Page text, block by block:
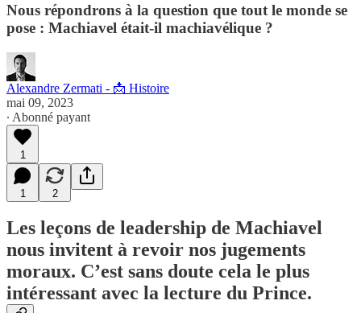
Nous répondrons à la question que tout le monde se
pose : Machiavel était-il machiavélique ?
Alexandre Zermati - 📩 Histoire
mai 09, 2023
∙ Abonné payant
1
1 2
Les leçons de leadership de Machiavel
nous invitent à revoir nos jugements
moraux. C’est sans doute cela le plus
intéressant avec la lecture du Prince.